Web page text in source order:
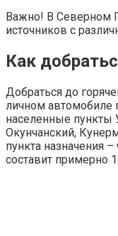
Важно! В Северном
источников с
Как
Добраться до
личном автомобиле
населенные пункты
Окунчанский,
пункта назначения
составит примерно